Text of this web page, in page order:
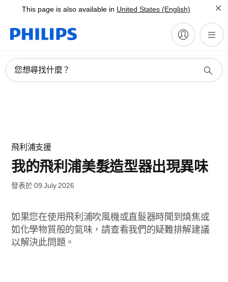
This page is also available in United States (English)
您想尋找什麼？
飛利浦支援
我的飛利浦美髮造型器出現異味
發表於 09 July 2026
如果您在使用飛利浦吹風機或直髮器時聞到燒焦或
如化學物質般的氣味，請查看我們的疑難排解建議
以解決此問題。